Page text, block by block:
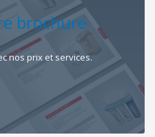
brochure
nos prix et services.